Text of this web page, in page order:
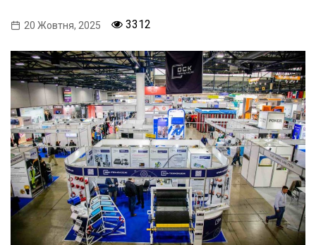
20 Жовтня, 2025 3312